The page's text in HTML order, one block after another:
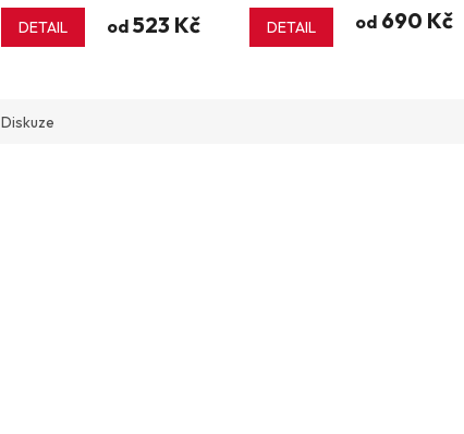
DETAIL
od 523 Kč DETAIL od690 Kč
Diskuze